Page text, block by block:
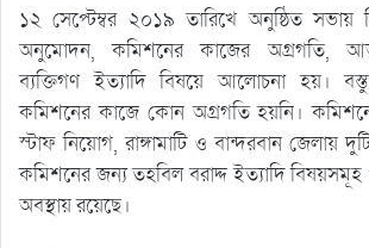
১২ সেপ্টেম্বর ২০১৯ তারিখে অনুষ্ঠিত সভায়
অনুমোদন, কমিশনের কাজের অগ্রগতি,
ব্যক্তিগণ ইত্যাদি বিষয়ে আলোচনা হয়।
কমিশনের কাজে কোন অগ্রগতি হয়নি।
স্টাফ নিয়োগ, রাঙ্গামাটি ও বান্দরবান জেলায়
কমিশনের জন্য তহবিল বরাদ্দ ইত্যাদি
অবস্থায় রয়েছে।